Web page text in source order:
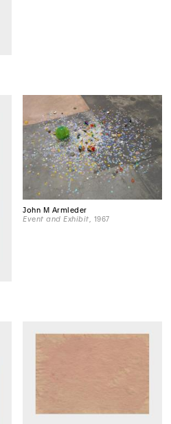
John M Armleder
Event and Exhibit , 1967